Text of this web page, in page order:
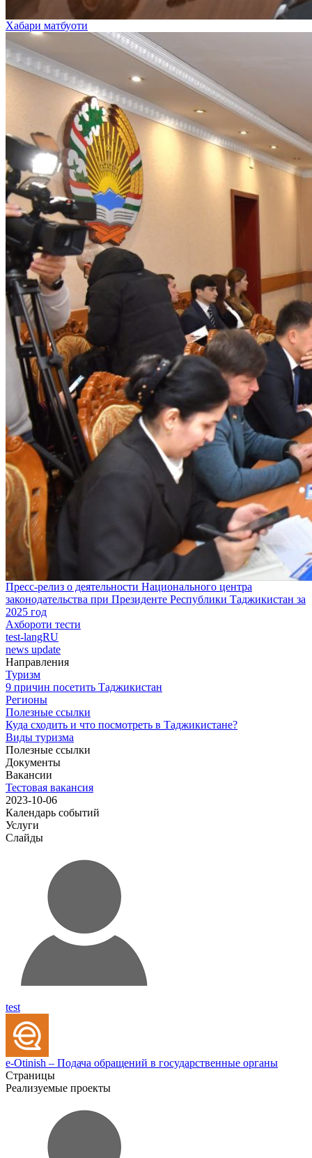
Хабари матбуоти
Пресс-релиз о деятельности Национального центра
законодательства при Президенте Республики Таджикистан за
2025 год
Ахбороти тести
test-langRU
news update
Направления
Туризм
9 причин посетить Таджикистан
Регионы
Полезные ссылки
Куда сходить и что посмотреть в Таджикистане?
Виды туризма
Полезные ссылки
Документы
Вакансии
Тестовая вакансия
2023-10-06
Календарь событий
Услуги
Слайды
test
e-Otinish – Подача обращений в государственные органы
Страницы
Реализуемые проекты